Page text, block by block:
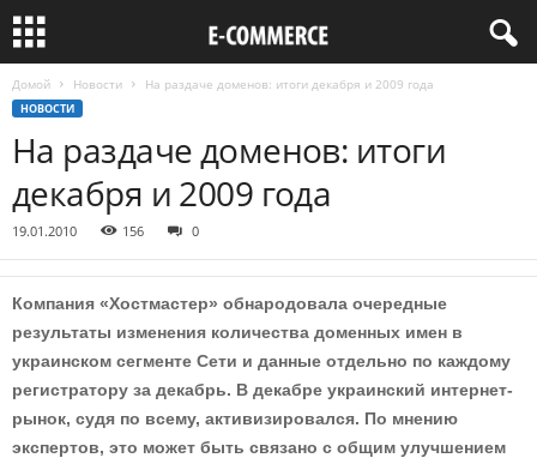
Домой Новости На раздаче доменов: итоги декабря и 2009 года
НОВОСТИ
На раздаче доменов: итоги
декабря и 2009 года
19.01.2010 156 0
Компания «Хостмастер» обнародовала очередные
результаты изменения количества доменных имен в
украинском сегменте Сети и данные отдельно по каждому
регистратору за декабрь. В декабре украинский интернет-
рынок, судя по всему, активизировался. По мнению
экспертов, это может быть связано с общим улучшением